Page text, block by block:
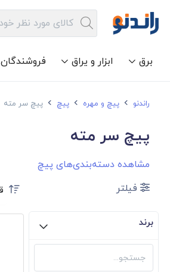
برق ابزار و یراق فروشندگان
راندنو پیچ و مهره پیچ پیچ سر مته
پیچ سر مته
مشاهده دسته‌بندی‌های پیچ
فیلتر
برند